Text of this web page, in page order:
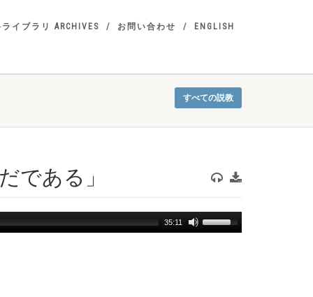
ライブラリ ARCHIVES お問い合わせ ENGLISH
すべての説教
である」
35:11
Use
Up/Down